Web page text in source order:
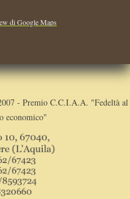
di Google Maps
- Premio C.C.I.A.A. "Fedeltà al
economico"